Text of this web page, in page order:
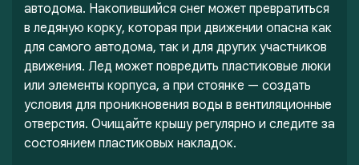
автодома. Накопившийся снег может превратиться
в ледяную корку, которая при движении опасна как
для самого автодома, так и для других участников
движения. Лед может повредить пластиковые люки
или элементы корпуса, а при стоянке — создать
условия для проникновения воды в вентиляционные
отверстия. Очищайте крышу регулярно и следите за
состоянием пластиковых накладок.